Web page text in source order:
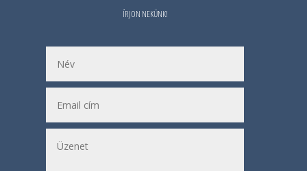
ÍRJON NEKÜNK!